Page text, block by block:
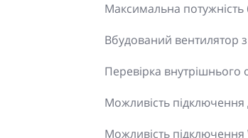
Максимальна потужність
Вбудований вентилятор
Перевірка внутрішнього
Можливість
Можливість підключення